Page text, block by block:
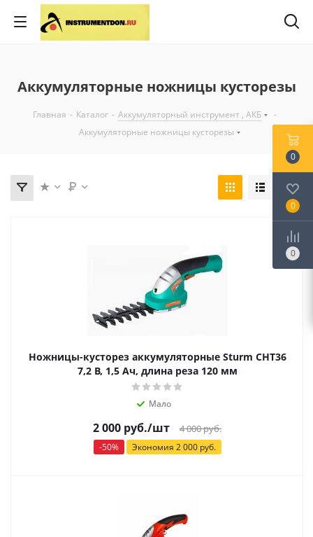
Аккумуляторные ножницы кусторезы
Главная - Каталог - Аккумуляторный инструмент , АКБ
-
Аккумуляторные ножницы кусторезы
Ножницы-кусторез аккумуляторные Sturm CHT36
7,2 В, 1,5 Ач, длина реза 120 мм
Мало
2 000 руб./шт 4 000руб.
-50% Экономия 2 000руб.
0
0
0